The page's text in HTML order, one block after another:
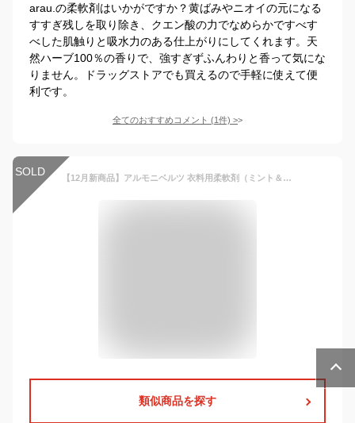
arau.の柔軟剤はいかがですか？黄ばみやニオイの元になる
すすぎ残しを取り除き、クエン酸の力でなめらかですべす
べした肌触りと吸水力のある仕上がりにしてくれます。天
然ハーブ100％の香りで、強すぎずふんわりと香って気にな
りません。ドラッグストアでも買えるので手軽に使えて便
利です。
全てのおすすめコメント (1件) >
SOLD 【12月新商品】アルモニベルツ 衣料用柔軟剤（ミント＆シダーの香り）（1500ml）【G-Place】
類似商品を探す